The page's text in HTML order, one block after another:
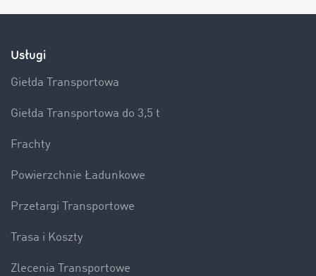
Usługi
Giełda Transportowa
Giełda Transportowa do 3,5 t
Frachty
Powierzchnie Ładunkowe
Przetargi Transportowe
Trasa i Koszty
Zlecenia Transportowe